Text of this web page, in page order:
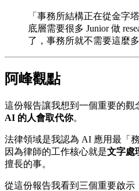
「事務所結構正在從金字
底層需要很多 Junior 做
了，事務所就不需要這麼多
阿峰觀點
這份報告讓我想到一個重要的觀
AI 的人會取代你。
法律領域是我認為 AI 應用最「
因為律師的工作核心就是文字處
擅長的事。
從這份報告我看到三個重要啟示